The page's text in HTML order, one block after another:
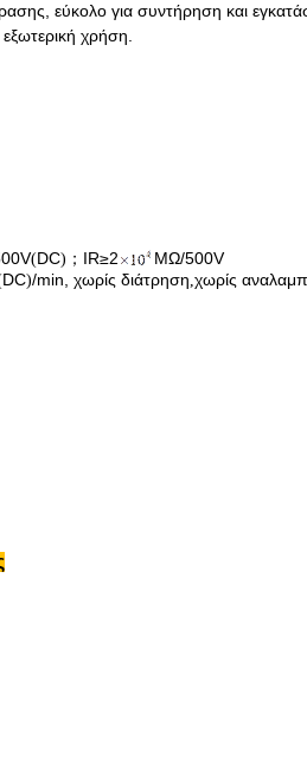
εύκολο για συντήρηση και
χρήση.
(DC)； IR≥2 MΩ/500V
DC)/min, χωρίς διάτρηση,χωρίς